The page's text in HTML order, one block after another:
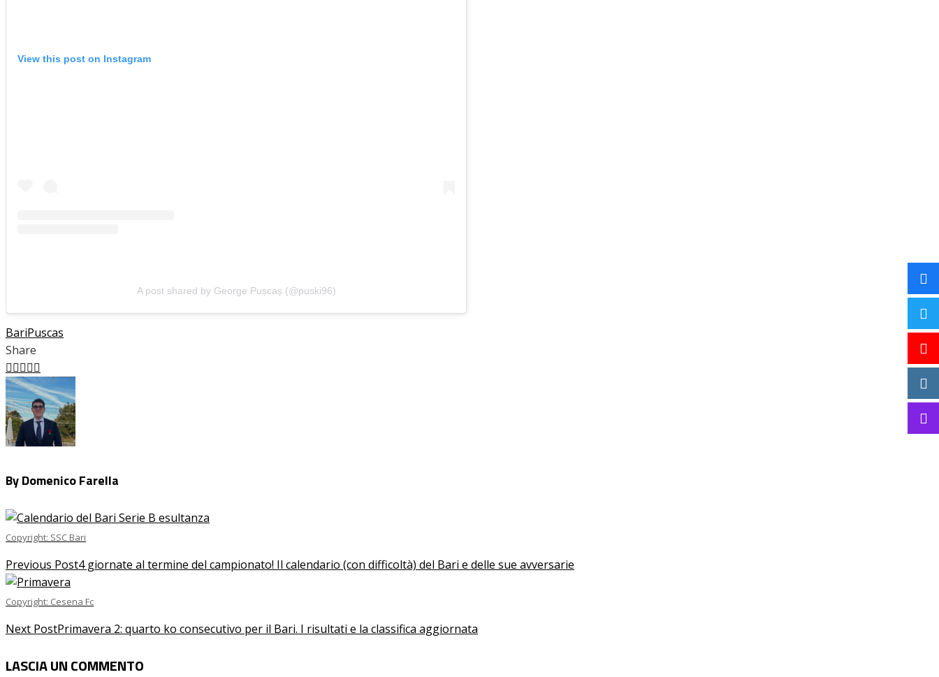
View this post on Instagram
A post shared by George Pușcaș (@puski96)
BariPuscas
Share
Facebook
Twitter
LinkedIn
Pinterest
Stumbleupon
By Domenico Farella
Copyright: SSC Bari
Previous Post4 giornate al termine del campionato! Il calendario (con difficoltà) del Bari e delle sue avversarie
Copyright: Cesena Fc
Next PostPrimavera 2: quarto ko consecutivo per il Bari. I risultati e la classifica aggiornata
LASCIA UN COMMENTO